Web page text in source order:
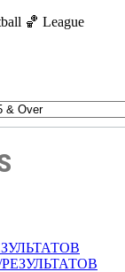
🏀 League